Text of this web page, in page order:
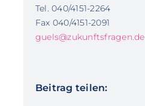
Tel. 040/4151-2264
Fax 040/4151-2091
guels@zukunftsfragen.de
Beitrag teilen: